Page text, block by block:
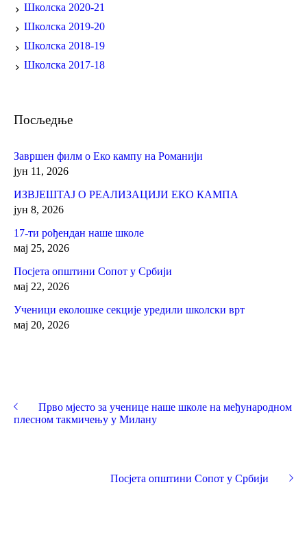
Школска 2020-21
Школска 2019-20
Школска 2018-19
Школска 2017-18
Посљедње
Завршен филм о Еко кампу на Романији
јун 11, 2026
ИЗВЈЕШТАЈ О РЕАЛИЗАЦИЈИ ЕКО КАМПА
јун 8, 2026
17-ти рођендан наше школе
мај 25, 2026
Посјета општини Сопот у Србији
мај 22, 2026
Ученици еколошке секције уредили школски врт
мај 20, 2026
Прво мјесто за ученице наше школе на међународном
плесном такмичењу у Милану
Посјета општини Сопот у Србији